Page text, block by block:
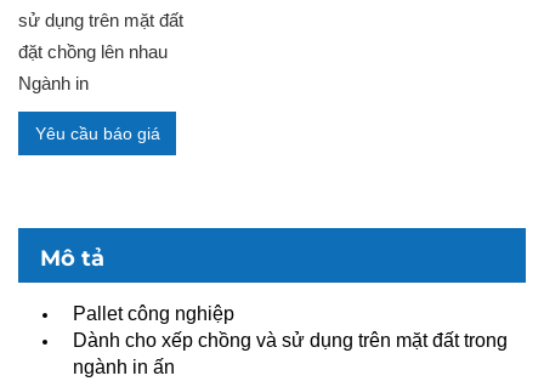
sử dụng trên mặt đất
đặt chồng lên nhau
Ngành in
Yêu cầu báo giá
Mô tả
Pallet công nghiệp
Dành cho xếp chồng và sử dụng trên mặt đất trong
ngành in ấn